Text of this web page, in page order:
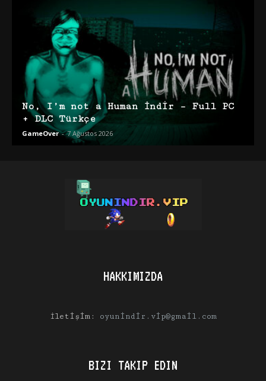
No, I’m not a Human İndir – Full PC
+ DLC Türkçe
GameOver - 7 Ağustos 2026
HAKKIMIZDA
İletişim: oyunindir.vip@gmail.com
BIZI TAKIP EDIN